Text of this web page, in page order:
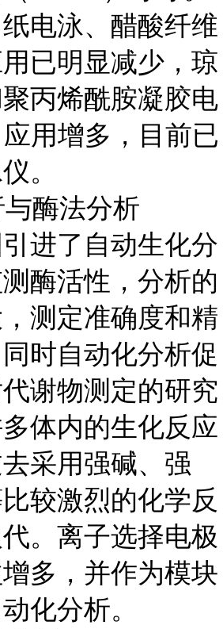
电泳、醋酸纤维
已明显减少，琼
丙烯酰胺凝胶电
用增多，目前已
。
酶法分析
进了自动生化分
酶活性，分析的
测定准确度和精
时自动化分析促
谢物测定的研究
体内的生化反应
采用强碱、强
较激烈的化学反
。离子选择电极
多，并作为模块
化分析。